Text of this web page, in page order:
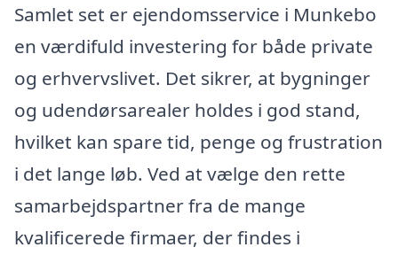
Samlet set er ejendomsservice i Munkebo
en værdifuld investering for både private
og erhvervslivet. Det sikrer, at bygninger
og udendørsarealer holdes i god stand,
hvilket kan spare tid, penge og frustration
i det lange løb. Ved at vælge den rette
samarbejdspartner fra de mange
kvalificerede firmaer, der findes i